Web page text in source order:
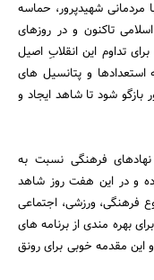
مردمانی شهیدپرور، حماسه
تاکنون و در روزهای
تداوم این انقلابِ اصیل
و پتانسیل های
شود تا شاهد ایجاد و
فرهنگی نسبت به
و در این هفت روز شاهد
فرهنگی، ورزشی، اجتماعی
بهره مندی از برنامه های
این مقدمه خوبی برای رونق